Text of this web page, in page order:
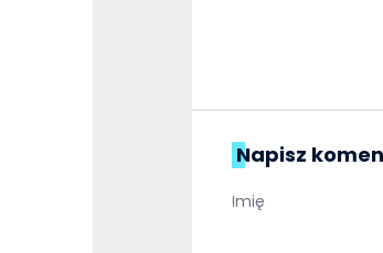
Napisz